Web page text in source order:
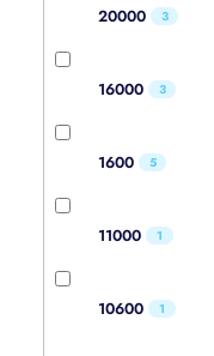
20000 3
16000 3
1600 5
11000 1
10600 1